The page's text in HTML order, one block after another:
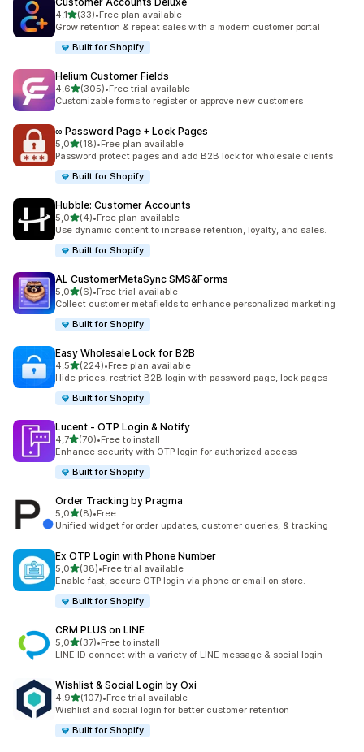
4,1na 5 gwiazdek
(33)
Łączna liczba recenzji: 33
•Free plan available
Grow retention & repeat sales with a modern customer portal
Built for Shopify
Helium Customer Fields
4,6na 5 gwiazdek
(305)
Łączna liczba recenzji: 305
•Free trial available
Customizable forms to register or approve new customers
∞ Password Page + Lock Pages
5,0na 5 gwiazdek
(18)
Łączna liczba recenzji: 18
•Free plan available
Password protect pages and add B2B lock for wholesale clients
Built for Shopify
Hubble: Customer Accounts
5,0na 5 gwiazdek
(4)
Łączna liczba recenzji: 4
•Free plan available
Use dynamic content to increase retention, loyalty, and sales.
Built for Shopify
AL CustomerMetaSync SMS&Forms
5,0na 5 gwiazdek
(6)
Łączna liczba recenzji: 6
•Free trial available
Collect customer metafields to enhance personalized marketing
Built for Shopify
Easy Wholesale Lock for B2B
4,5na 5 gwiazdek
(224)
Łączna liczba recenzji: 224
•Free plan available
Hide prices, restrict B2B login with password page, lock pages
Built for Shopify
Lucent ‑ OTP Login & Notify
4,7na 5 gwiazdek
(70)
Łączna liczba recenzji: 70
•Free to install
Enhance security with OTP login for authorized access
Built for Shopify
Order Tracking by Pragma
5,0na 5 gwiazdek
(8)
Łączna liczba recenzji: 8
•Free
Unified widget for order updates, customer queries, & tracking
Ex OTP Login with Phone Number
5,0na 5 gwiazdek
(38)
Łączna liczba recenzji: 38
•Free trial available
Enable fast, secure OTP login via phone or email on store.
Built for Shopify
CRM PLUS on LINE
5,0na 5 gwiazdek
(37)
Łączna liczba recenzji: 37
•Free to install
LINE ID connect with a variety of LINE message & social login
Wishlist & Social Login by Oxi
4,9na 5 gwiazdek
(107)
Łączna liczba recenzji: 107
•Free trial available
Wishlist and social login for better customer retention
Built for Shopify